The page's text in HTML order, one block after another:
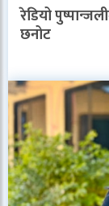
रेडियो
छनोट